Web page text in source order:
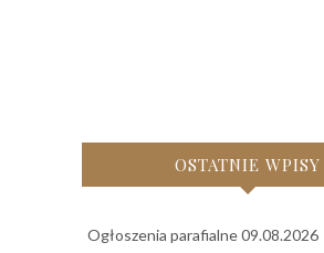
OSTATNIE WPISY
Ogłoszenia parafialne 09.08.2026